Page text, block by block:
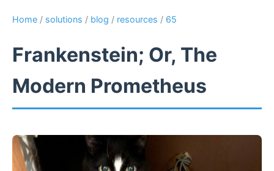
Home / solutions / blog / resources / 65
Frankenstein; Or, The
Modern Prometheus